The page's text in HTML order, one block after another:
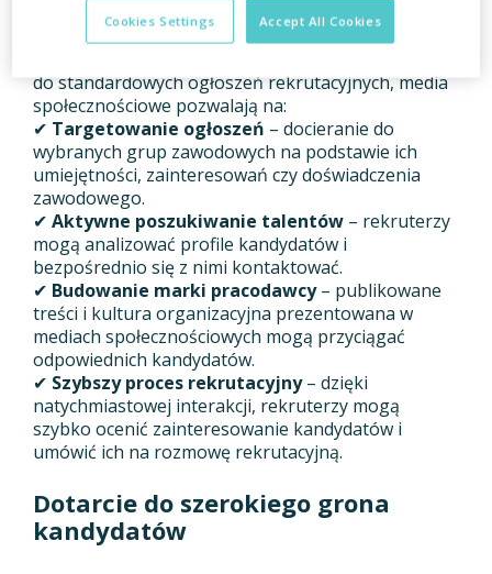
tylko publikowanie ofert pracy, ale także
budowanie długofalowych relacji z
do standardowych ogłoszeń rekrutacyjnych, media
społecznościowe pozwalają na:
✔ Targetowanie ogłoszeń – docieranie do
wybranych grup zawodowych na podstawie ich
umiejętności, zainteresowań czy doświadczenia
zawodowego.
✔ Aktywne poszukiwanie talentów – rekruterzy
mogą analizować profile kandydatów i
bezpośrednio się z nimi kontaktować.
✔ Budowanie marki pracodawcy– publikowane
treści i kultura organizacyjna prezentowana w
mediach społecznościowych mogą przyciągać
odpowiednich kandydatów.
✔ Szybszy proces rekrutacyjny– dzięki
natychmiastowej interakcji, rekruterzy mogą
szybko ocenić zainteresowanie kandydatów i
umówić ich na rozmowę rekrutacyjną.
Dotarcie do szerokiego grona
kandydatów
Accept All Cookies
Cookies Settings